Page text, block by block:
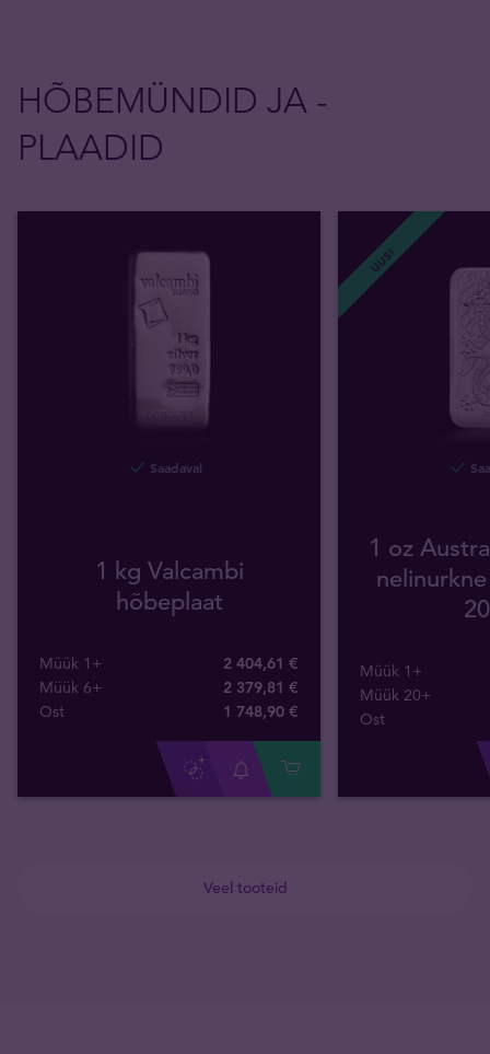
HÕBEMÜNDID JA -
PLAADID
Veel tooteid
Saadaval
1 kg Valcambi
hõbeplaat
Müük 1+
2 404,61 €
Müük 6+
2 379,81 €
Ost
1 748,90 €
UUS!
1 oz
Müük 1+
Müük 20+
Ost